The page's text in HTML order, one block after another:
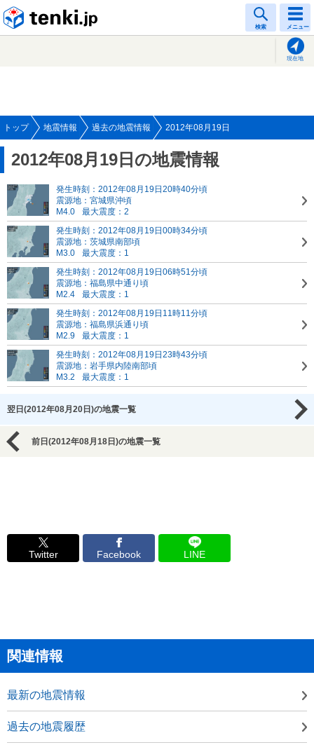
検索 メニュー
現在地
トップ 地震情報 過去の地震情報 2012年08月19日
2012年08月19日の地震情報
発生時刻：2012年08月19日20時40分頃
震源地：宮城県沖頃
M4.0
最大震度：2
発生時刻：2012年08月19日00時34分頃
震源地：茨城県南部頃
M3.0
最大震度：1
発生時刻：2012年08月19日06時51分頃
震源地：福島県中通り頃
M2.4
最大震度：1
発生時刻：2012年08月19日11時11分頃
震源地：福島県浜通り頃
M2.9
最大震度：1
発生時刻：2012年08月19日23時43分頃
震源地：岩手県内陸南部頃
M3.2
最大震度：1
翌日(2012年08月20日)の地震一覧
前日(2012年08月18日)の地震一覧
Twitter Facebook LINE
関連情報
最新の地震情報
過去の地震履歴